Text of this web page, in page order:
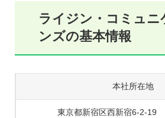
ライジン・コミュニ
ンズの基本情報
本社所在地
東京都新宿区西新宿6-2-19